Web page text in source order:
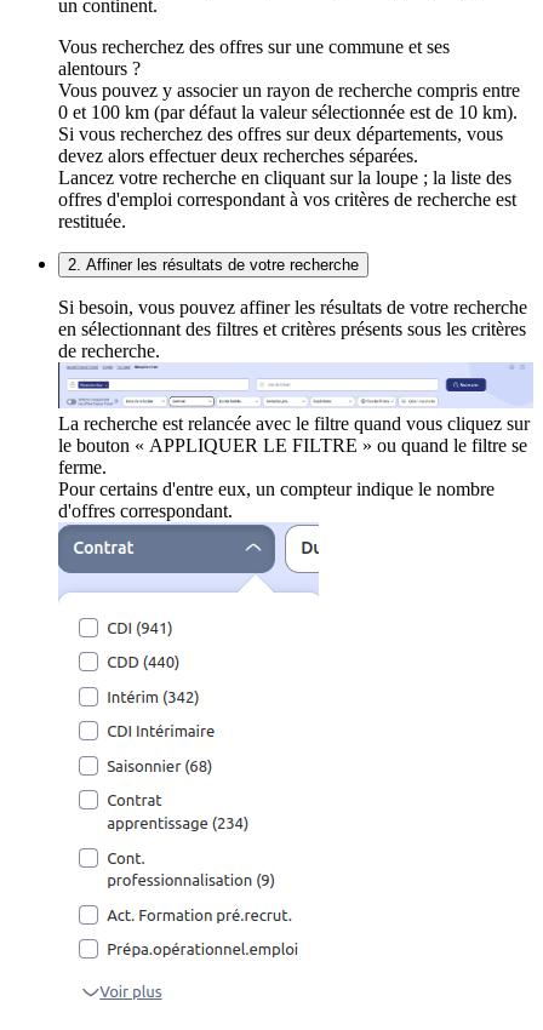
un continent.
Vous recherchez des offres sur une commune et ses
alentours ?
Vous pouvez y associer un rayon de recherche compris entre
0 et 100 km (par défaut la valeur sélectionnée est de 10 km).
Si vous recherchez des offres sur deux départements, vous
devez alors effectuer deux recherches séparées.
Lancez votre recherche en cliquant sur la loupe ; la liste des
offres d'emploi correspondant à vos critères de recherche est
restituée.
2. Affiner les résultats de votre recherche
Si besoin, vous pouvez affiner les résultats de votre recherche
en sélectionnant des filtres et critères présents sous les critères
de recherche.
La recherche est relancée avec le filtre quand vous cliquez sur
le bouton « APPLIQUER LE FILTRE » ou quand le filtre se
ferme.
Pour certains d'entre eux, un compteur indique le nombre
d'offres correspondant.